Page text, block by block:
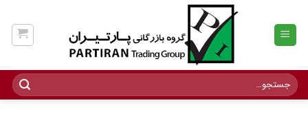
content
جستجو
برای: